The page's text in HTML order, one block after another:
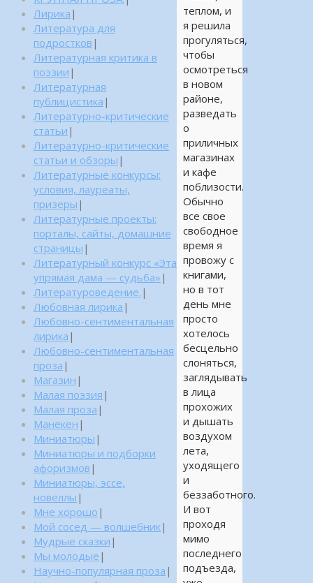
теплом, и
я решила
прогуляться,
чтобы
осмотреться
в новом
районе,
разведать
о
приличных
магазинах
и кафе
поблизости.
Обычно
все свое
свободное
время я
провожу с
книгами,
но в тот
день мне
просто
хотелось
бесцельно
слоняться,
заглядывать
в лица
прохожих
и дышать
воздухом
лета,
уходящего
и
беззаботного.
И вот
проходя
мимо
последнего
подъезда,
Лирика |
Литература для
подростков |
Литературная критика в
поэзии |
Литературная
публицистика |
Литературно-критические
статьи |
Литературно-критические
статьи и обзоры |
Литературные конкурсы:
условия, лауреаты,
призеры |
Литературные проекты:
порталы, сайты, домашние
страницы |
Литературный конкурс «Эта
упрямая дама — судьба» |
Литературоведение. |
Любовная лирика |
Любовно-сентиментальная
лирика |
Любовно-сентиментальная
проза |
Магазин |
Малая поэзия |
Малая проза |
Манекен |
Миниатюры |
Миниатюры и подборки
афоризмов |
Миниатюры, эссе,
новеллы |
Мне хорошо |
Мой сосед — волшебник|
Мудрые сказки |
Мы молодые |
Научно-популярная проза |